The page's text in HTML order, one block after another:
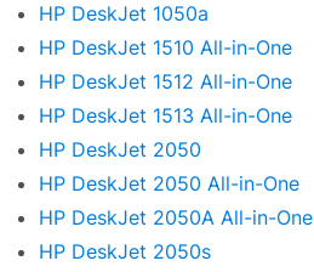
Zeptat se
HP DeskJet 1050a
HP DeskJet 1510 All-in-One
HP DeskJet 1512 All-in-One
HP DeskJet 1513 All-in-One
HP DeskJet 2050
HP DeskJet 2050 All-in-One
HP DeskJet 2050A All-in-One
HP DeskJet 2050s